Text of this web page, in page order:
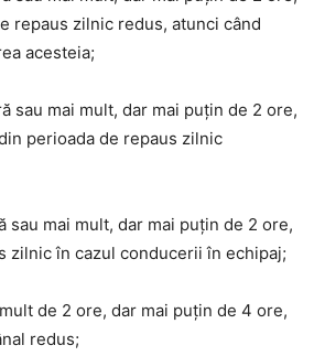
repaus zilnic redus, atunci când
acesteia;
sau mai mult, dar mai puțin de 2 ore,
perioada de repaus zilnic
sau mai mult, dar mai puțin de 2 ore,
zilnic în cazul conducerii în echipaj;
de 2 ore, dar mai puțin de 4 ore,
redus;